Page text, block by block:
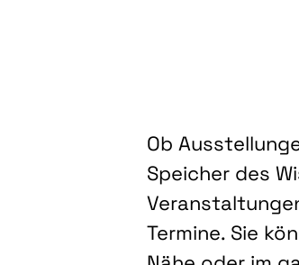
Ob
Speicher des
Termine. Sie